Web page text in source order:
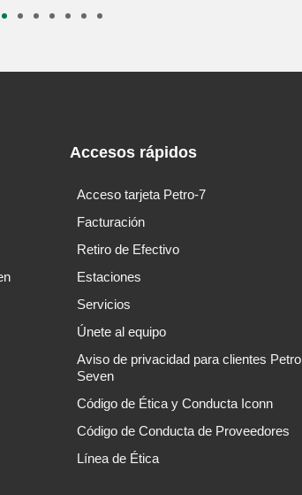
Accesos rápidos
Acceso tarjeta Petro-7
Facturación
Retiro de Efectivo
Estaciones
Servicios
Únete al equipo
Aviso de privacidad para clientes Petro
Seven
Código de Ética y Conducta Iconn
Código de Conducta de Proveedores
Línea de Ética